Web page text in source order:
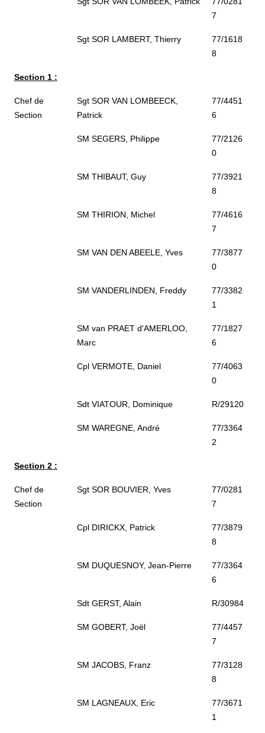
7
Sgt SOR LAMBERT, Thierry
77/1618
8
Section 1 :
Chef de
Section
Sgt SOR VAN LOMBEECK,
Patrick
77/4451
6
SM SEGERS, Philippe
77/2126
0
SM THIBAUT, Guy
77/3921
8
SM THIRION, Michel
77/4616
7
SM VAN DEN ABEELE, Yves
77/3877
0
SM VANDERLINDEN, Freddy
77/3382
1
SM van PRAET d'AMERLOO,
Marc
77/1827
6
Cpl VERMOTE, Daniel
77/4063
0
Sdt VIATOUR, Dominique R/29120
SM WAREGNE, André
77/3364
2
Section 2 :
Chef de
Section
Sgt SOR BOUVIER, Yves
77/0281
7
Cpl DIRICKX, Patrick
77/3879
8
SM DUQUESNOY, Jean-Pierre
77/3364
6
Sdt GERST, Alain R/30984
SM GOBERT, Joël
77/4457
7
SM JACOBS, Franz
77/3128
8
SM LAGNEAUX, Eric
77/3671
1